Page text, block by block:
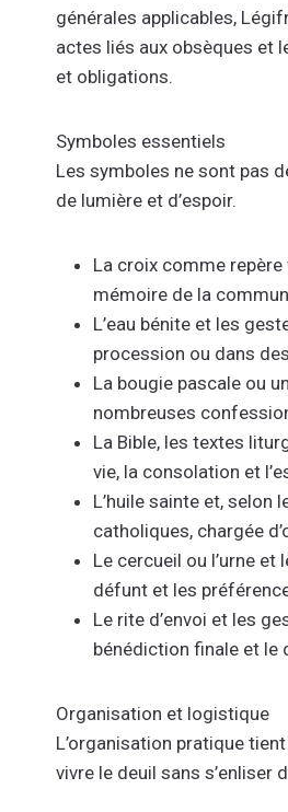
générales applicables,
actes liés aux obsèques et
et obligations.
Symboles essentiels
Les symboles ne sont pas
de lumière et d’espoir.
La croix comme
mémoire de la
L’eau bénite et les
procession ou dans
La bougie pascale ou
nombreuses
La Bible, les textes
vie, la consolation et
L’huile sainte et, selon
catholiques, chargée
Le cercueil ou l’urne
défunt et les
Le rite d’envoi et les
bénédiction finale et le
Organisation et logistique
L’organisation pratique
vivre le deuil sans s’enliser